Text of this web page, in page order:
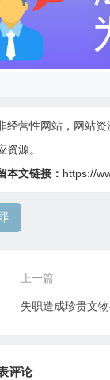
经营性网站，网站
资源。
本文链接： https://
上一篇
失职造成珍贵文
评论